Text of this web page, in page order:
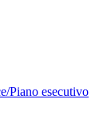
Piano esecutivo